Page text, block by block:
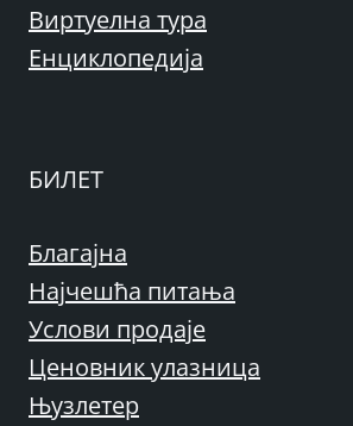
Виртуелна тура
Енциклопедија
БИЛЕТ
Благајна
Најчешћа питања
Услови продаје
Ценовник улазница
Њузлетер